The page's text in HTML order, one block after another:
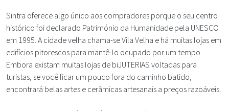
Sintra oferece algo único aos compradores porque o seu centro
histórico foi declarado Património da Humanidade pela UNESCO
em 1995. A cidade velha chama-se Vila Velha e há muitas lojas em
edifícios pitorescos para mantê-lo ocupado por um tempo.
Embora existam muitas lojas de biJUTERIAS voltadas para
turistas, se você ficar um pouco fora do caminho batido,
encontrará belas artes e cerâmicas artesanais a preços razoáveis.